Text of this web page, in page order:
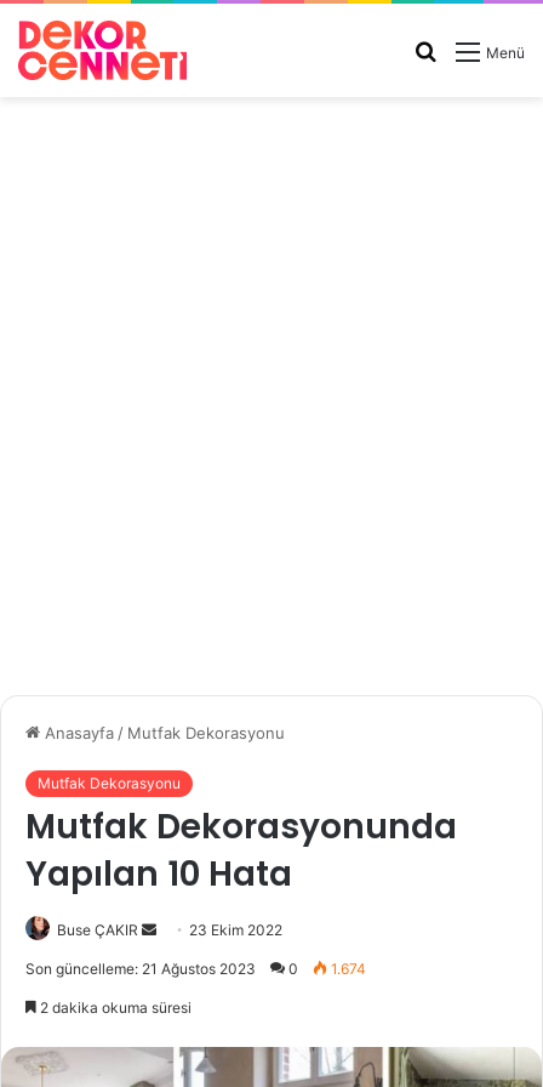
Menü
Arama
Anasayfa / Mutfak Dekorasyonu
Mutfak Dekorasyonu
Mutfak Dekorasyonunda
Yapılan 10 Hata
Buse ÇAKIR
e
-
p
23 Ekim 2022
Son güncelleme: 21 Ağustos 2023 0 1.674
2 dakika okuma süresi